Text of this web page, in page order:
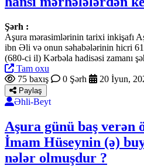
Şərh :
Aşura mərasimlərinin tarixi inkişafı
ibn Əli və onun səhabələrinin hicri
(680-ci il) Kərbəla hadisəsi zamanı
Tam oxu
75 baxış
0 Şərh 20 İyun,
Paylaş
Əhli-Beyt
Aşura günü baş verən
İmam Hüseynin (ə)
nələr olmuşdur ?